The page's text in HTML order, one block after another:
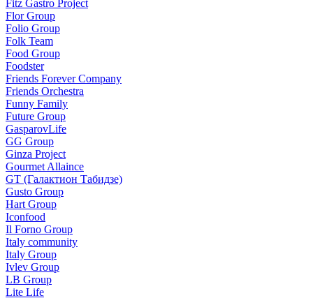
Fitz Gastro Project
Flor Group
Folio Group
Folk Team
Food Group
Foodster
Friends Forever Company
Friends Orchestra
Funny Family
Future Group
GasparovLife
GG Group
Ginza Project
Gourmet Allaince
GT (Галактион Табидзе)
Gusto Group
Hart Group
Iconfood
Il Forno Group
Italy community
Italy Group
Ivlev Group
LB Group
Lite Life